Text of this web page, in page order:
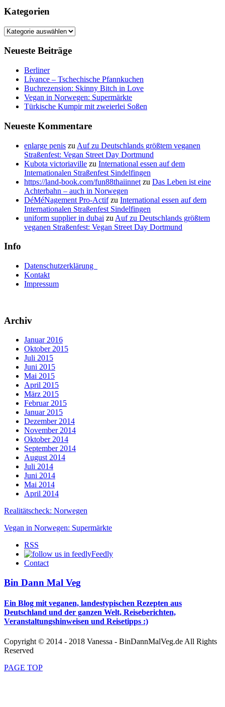
Kategorien
Kategorien
Neueste Beiträge
Berliner
Lívance – Tschechische Pfannkuchen
Buchrezension: Skinny Bitch in Love
Vegan in Norwegen: Supermärkte
Türkische Kumpir mit zweierlei Soßen
Neueste Kommentare
enlarge penis zu Auf zu Deutschlands größtem veganen
Straßenfest: Vegan Street Day Dortmund
Kubota victoriaville zu International essen auf dem
Internationalen Straßenfest Sindelfingen
https://land-book.com/fun88thaiinnet zu Das Leben ist eine
Achterbahn – auch in Norwegen
DéMéNagement Pro-Actifzu International essen auf dem
Internationalen Straßenfest Sindelfingen
uniform supplier in dubai zu Auf zu Deutschlands größtem
veganen Straßenfest: Vegan Street Day Dortmund
Info
Datenschutzerklärung
Kontakt
Impressum
Archiv
Januar 2016
Oktober 2015
Juli 2015
Juni 2015
Mai 2015
April 2015
März 2015
Februar 2015
Januar 2015
Dezember 2014
November 2014
Oktober 2014
September 2014
August 2014
Juli 2014
Juni 2014
Mai 2014
April 2014
Realitätscheck: Norwegen
Vegan in Norwegen: Supermärkte
RSS
Feedly
Contact
Bin Dann Mal Veg
Ein Blog mit veganen, landestypischen Rezepten aus
Deutschland und der ganzen Welt, Reiseberichten,
Veranstaltungshinweisen und Reisetipps :)
Copyright © 2014 - 2018 Vanessa - BinDannMalVeg.de All Rights
Reserved
PAGE TOP